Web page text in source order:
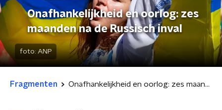
Onafhankelijkheid en oorlog: zes
maanden na de Russisch inval
foto: ANP
Fragmenten Onafhankelijkheid en oorlog: zes maanden na de Russisch inval